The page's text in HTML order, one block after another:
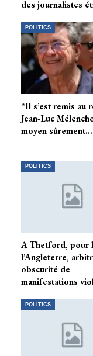
des journalistes
POLITICS
“Il s’est remis au
Jean-Luc
moyen sûrement…
POLITICS
A Thetford, pour
l’Angleterre,
obscurité de
manifestations
POLITICS